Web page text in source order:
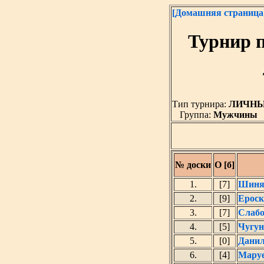
[Домашняя
Турнир
Тип турнира:
Группа: Мужчины
№ доски О [б]
1.
[7]
2.
[9]
3.
[7]
4.
[5]
5.
[0]
6.
[4]